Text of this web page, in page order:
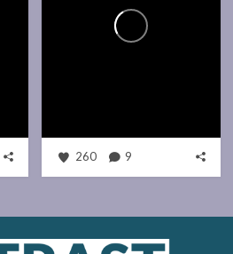
260 9